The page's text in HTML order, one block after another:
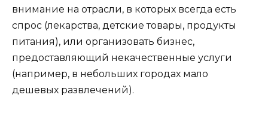
внимание на отрасли, в которых всегда есть
спрос (лекарства, детские товары, продукты
питания), или организовать бизнес,
предоставляющий некачественные услуги
(например, в небольших городах мало
дешевых развлечений).